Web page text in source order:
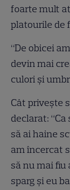
foarte mult
platourile de
“De obicei
devin mai
culori şi
Cât priveşte
declarat:
să ai haine
am încercat
să nu mai fiu
sparg şi eu